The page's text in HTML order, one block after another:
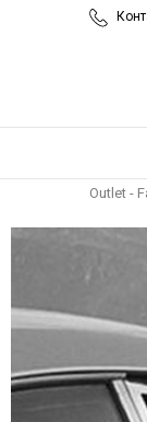
Outlet -